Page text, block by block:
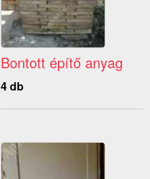
Bontott építő anyag
4 db